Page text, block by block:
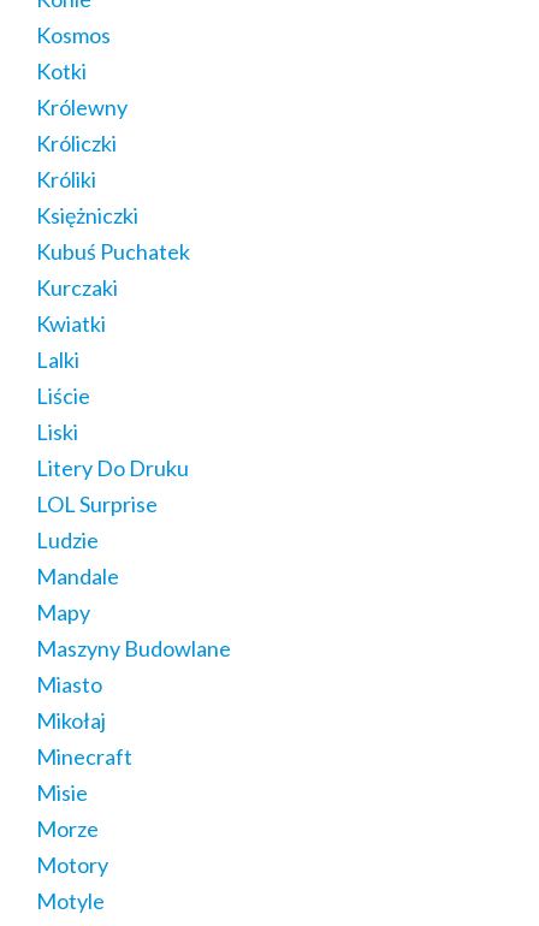
Kosmos
Kotki
Królewny
Króliczki
Króliki
Księżniczki
Kubuś Puchatek
Kurczaki
Kwiatki
Lalki
Liście
Liski
Litery Do Druku
LOL Surprise
Ludzie
Mandale
Mapy
Maszyny Budowlane
Miasto
Mikołaj
Minecraft
Misie
Morze
Motory
Motyle